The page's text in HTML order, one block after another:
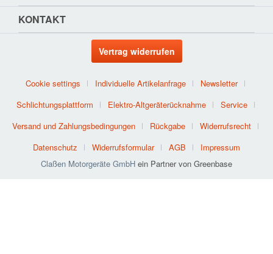
KONTAKT
Vertrag widerrufen
Cookie settings Individuelle Artikelanfrage
Newsletter
Schlichtungsplattform
Elektro-Altgeräterücknahme
Service
Versand und Zahlungsbedingungen
Rückgabe
Widerrufsrecht
Datenschutz
Widerrufsformular AGB
Impressum
Claßen Motorgeräte GmbH ein Partner von Greenbase